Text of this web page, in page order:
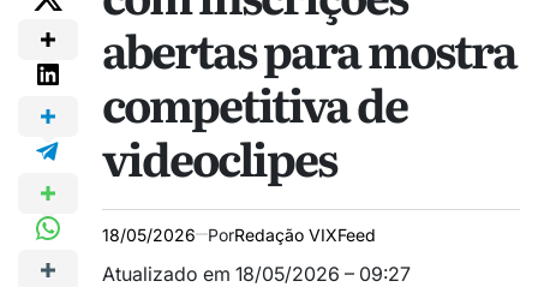
abertas para mostra
competitiva de
videoclipes
18/05/2026 PorRedação VIXFeed
Atualizado em 18/05/2026 – 09:27